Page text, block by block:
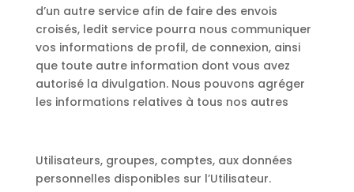
d’un autre service afin de faire des envois
croisés, ledit service pourra nous communiquer
vos informations de profil, de connexion, ainsi
que toute autre information dont vous avez
autorisé la divulgation. Nous pouvons agréger
les informations relatives à tous nos autres
Utilisateurs, groupes, comptes, aux données
personnelles disponibles sur l’Utilisateur.